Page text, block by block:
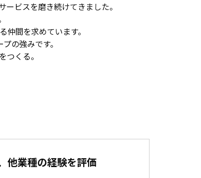
ビスを磨き続けてきました。
仲間を求めています。
の強みです。
つくる。
他業種の経験を評価